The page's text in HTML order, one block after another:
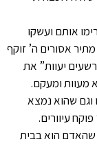
אותם ועשקו
אסורים ה’ זוקף
יעוות” את
מעוות ומעקם.
וגם שהוא נמצא
עיוורים.
שהאדם הוא בבית